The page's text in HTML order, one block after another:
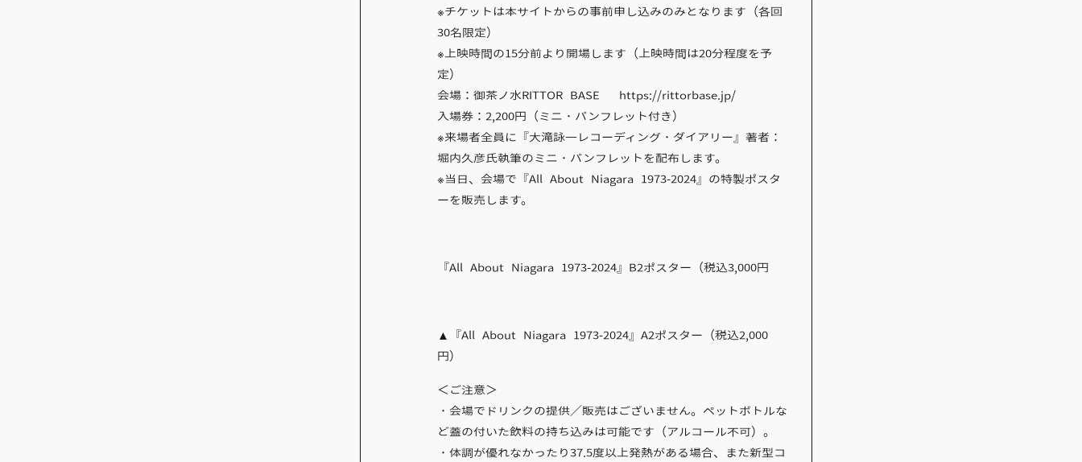
※チケットは本サイトからの事前申し込みのみとなります（各回
30名限定）
※上映時間の15分前より開場します（上映時間は20分程度を予
定）
会場：御茶ノ水RITTOR BASE https://rittorbase.jp/
入場券：2,200円（ミニ・パンフレット付き）
※来場者全員に『大滝詠一レコーディング・ダイアリー』著者：
堀内久彦氏執筆のミニ・パンフレットを配布します。
※当日、会場で『All About Niagara 1973-2024』の特製ポスタ
ーを販売します。
『All About Niagara 1973-2024』B2ポスター（税込3,000円
▲『All About Niagara 1973-2024』A2ポスター（税込2,000
円）
＜ご注意＞
・会場でドリンクの提供／販売はございません。ペットボトルな
ど蓋の付いた飲料の持ち込みは可能です（アルコール不可）。
・体調が優れなかったり37.5度以上発熱がある場合、また新型コ